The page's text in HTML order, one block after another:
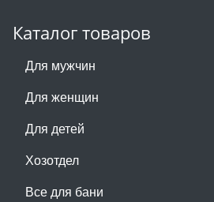
Каталог товаров
Для мужчин
Для женщин
Для детей
Хозотдел
Все для бани